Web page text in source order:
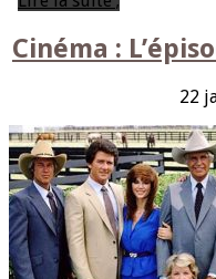
Cinéma :
22